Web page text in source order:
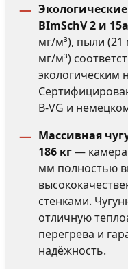
BImSchV 2 и
мг/м³), пыли (21
мг/м³)
экологическим
B-VG и
Массивная
186 кг— камера
мм полностью
стенками.
отличную
перегрева и
надёжность.